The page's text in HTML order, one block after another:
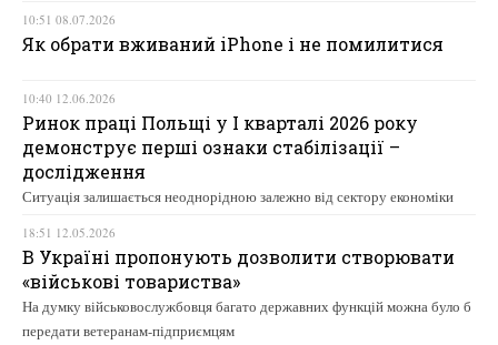
10:51 08.07.2026
Як обрати вживаний iPhone і не помилитися
10:40 12.06.2026
Ринок праці Польщі у І кварталі 2026 року
демонструє перші ознаки стабілізації –
дослідження
Ситуація залишається неоднорідною залежно від сектору економіки
18:51 12.05.2026
В Україні пропонують дозволити створювати
«військові товариства»
На думку військовослужбовця багато державних функцій можна було б
передати ветеранам-підприємцям